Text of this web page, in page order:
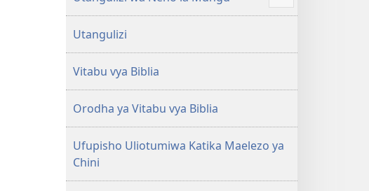
Takatifu
ya
Mpya
(Toleo
la
2017)
Takatifu
ya
Mpya
(Toleo
la
2017)
Onyesha
zaidi
Utangulizi
Vitabu vya Biblia
Orodha ya Vitabu vya Biblia
Ufupisho Uliotumiwa Katika Maelezo ya
Chini